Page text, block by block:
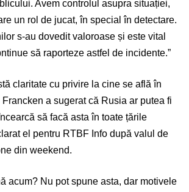
Avem controlul asupra situației,
un rol de jucat, în special în detectare.
s-au dovedit valoroase și este vital
să raporteze astfel de incidente.”
claritate cu privire la cine se află în
a sugerat că Rusia ar putea fi
să facă asta în toate țările
el pentru RTBF Info după valul de
din weekend.
acum? Nu pot spune asta, dar motivele